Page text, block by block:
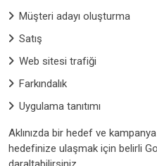
Müşteri adayı oluşturma
Satış
Web sitesi trafiği
Farkındalık
Uygulama tanıtımı
Aklınızda bir hedef ve
hedefinize ulaşmak için belirli